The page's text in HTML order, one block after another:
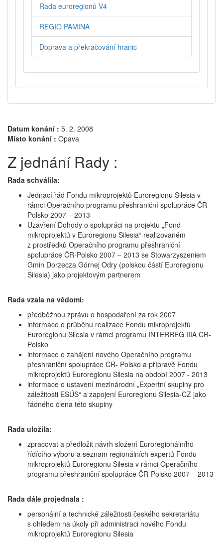
Rada euroregionů V4
REGIO PAMINA
Doprava a překračování hranic
Datum konání : 5. 2. 2008
Místo konání : Opava
Z jednání Rady :
Rada schválila:
Jednací řád Fondu mikroprojektů Euroregionu Silesia v
rámci Operačního programu přeshraniční spolupráce ČR -
Polsko 2007 – 2013
Uzavření Dohody o spolupráci na projektu „Fond
mikroprojektů v Euroregionu Silesia“ realizovaném
z prostředků Operačního programu přeshraniční
spolupráce ČR-Polsko 2007 – 2013 se Stowarzyszeniem
Gmin Dorzecza Górnej Odry (polskou částí Euroregionu
Silesia) jako projektovým partnerem
Rada vzala na vědomí:
předběžnou zprávu o hospodaření za rok 2007
informace o průběhu realizace Fondu mikroprojektů
Euroregionu Silesia v rámci programu INTERREG IIIA ČR-
Polsko
informace o zahájení nového Operačního programu
přeshraniční spolupráce ČR- Polsko a přípravě Fondu
mikroprojektů Euroregionu Silesia na období 2007 - 2013
informace o ustavení mezinárodní „Expertní skupiny pro
záležitosti ESÚS“ a zapojení Euroregionu Silesia-CZ jako
řádného člena této skupiny
Rada uložila:
zpracovat a předložit návrh složení Euroregionálního
řídícího výboru a seznam regionálních expertů Fondu
mikroprojektů Euroregionu Silesia v rámci Operačního
programu přeshraniční spolupráce ČR-Polsko 2007 – 2013
Rada dále projednala :
personální a technické záležitosti českého sekretariátu
s ohledem na úkoly při administraci nového Fondu
mikroprojektů Euroregionu Silesia